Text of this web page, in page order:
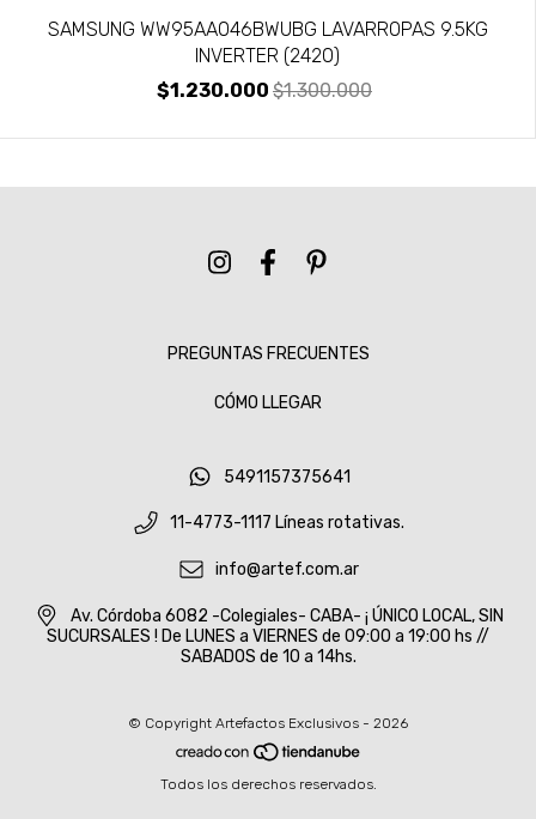
SAMSUNG WW95AA046BWUBG LAVARROPAS 9.5KG
INVERTER (2420)
$1.230.000 $1.300.000
PREGUNTAS FRECUENTES
CÓMO LLEGAR
5491157375641
11-4773-1117 Líneas rotativas.
info@artef.com.ar
Av. Córdoba 6082 -Colegiales- CABA- ¡ ÚNICO LOCAL, SIN
SUCURSALES ! De LUNES a VIERNES de 09:00 a 19:00 hs //
SABADOS de 10 a 14hs.
© Copyright Artefactos Exclusivos - 2026
Todos los derechos reservados.